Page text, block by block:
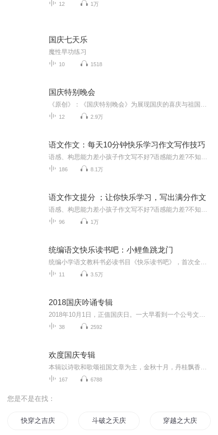
12 1万
国庆七天乐
魔性早功练习
10 1518
国庆特别晚会
12 2.9万
语文作文：每天10分钟快乐学习作文写作技巧
186 8.1万
语文作文提分 ；让你快乐学习，写出满分作文
96 1万
统编语文快乐读书吧：小鲤鱼跳龙门
11 3.5万
2018国庆吟诵专辑
38 2592
欢度国庆专辑
167 6788
您是不是在找：
快穿之吉庆有余 斗破之天庆焰火 穿越之大庆帝国